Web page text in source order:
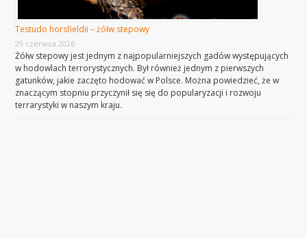
Testudo horsfieldii – żółw stepowy
29 czerwca 2026
Żółw stepowy jest jednym z najpopularniejszych gadów występujących
w hodowlach terrorystycznych. Był również jednym z pierwszych
gatunków, jakie zaczęto hodować w Polsce. Można powiedzieć, że w
znaczącym stopniu przyczynił się się do popularyzacji i rozwoju
terrarystyki w naszym kraju.